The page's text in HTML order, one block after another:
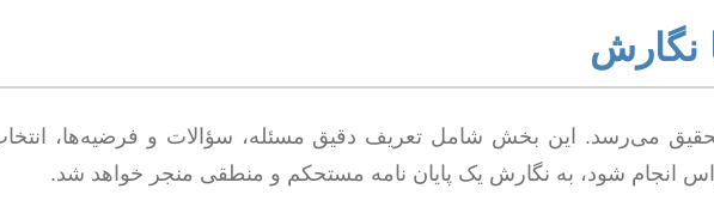
نگارش
می‌رسد. این بخش شامل تعریف دقیق مسئله، سؤالات و فرضیه‌ها،
انجام شود، به نگارش یک پایان نامه مستحکم و منطقی منجر خواهد شد.